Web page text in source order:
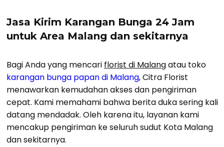
Jasa Kirim Karangan Bunga 24 Jam
untuk Area Malang dan sekitarnya
Bagi Anda yang mencari florist di Malangatau toko
karangan bunga papan di Malang, Citra Florist
menawarkan kemudahan akses dan pengiriman
cepat. Kami memahami bahwa berita duka sering kali
datang mendadak. Oleh karena itu, layanan kami
mencakup pengiriman ke seluruh sudut Kota Malang
dan sekitarnya.